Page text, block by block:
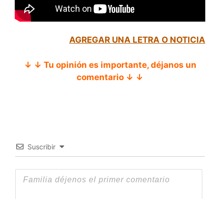
AGREGAR UNA LETRA O NOTICIA
↓ ↓ Tu opinión es importante, déjanos un
comentario ↓ ↓
Suscribir